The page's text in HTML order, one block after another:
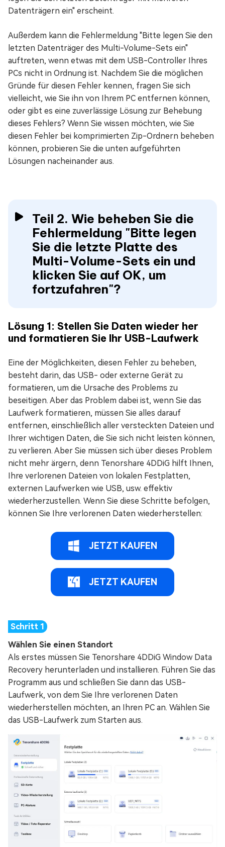
Datenträgern ein" erscheint.
Außerdem kann die Fehlermeldung "Bitte legen Sie den
letzten Datenträger des Multi-Volume-Sets ein"
auftreten, wenn etwas mit dem USB-Controller Ihres
PCs nicht in Ordnung ist. Nachdem Sie die möglichen
Gründe für diesen Fehler kennen, fragen Sie sich
vielleicht, wie Sie ihn von Ihrem PC entfernen können,
oder gibt es eine zuverlässige Lösung zur Behebung
dieses Fehlers? Wenn Sie wissen möchten, wie Sie
diesen Fehler bei komprimierten Zip-Ordnern beheben
können, probieren Sie die unten aufgeführten
Lösungen nacheinander aus.
Teil 2. Wie beheben Sie die
Fehlermeldung "Bitte legen
Sie die letzte Platte des
Multi-Volume-Sets ein und
klicken Sie auf OK, um
fortzufahren"?
Lösung 1: Stellen Sie Daten wieder her
und formatieren Sie Ihr USB-Laufwerk
Eine der Möglichkeiten, diesen Fehler zu beheben,
besteht darin, das USB- oder externe Gerät zu
formatieren, um die Ursache des Problems zu
beseitigen. Aber das Problem dabei ist, wenn Sie das
Laufwerk formatieren, müssen Sie alles darauf
entfernen, einschließlich aller versteckten Dateien und
Ihrer wichtigen Daten, die Sie sich nicht leisten können,
zu verlieren. Aber Sie müssen sich über dieses Problem
nicht mehr ärgern, denn Tenorshare 4DDiG hilft Ihnen,
Ihre verlorenen Dateien von lokalen Festplatten,
externen Laufwerken wie USB, usw. effektiv
wiederherzustellen. Wenn Sie diese Schritte befolgen,
können Sie Ihre verlorenen Daten wiederherstellen:
JETZT KAUFEN
JETZT KAUFEN
Wählen Sie einen Standort
Als erstes müssen Sie Tenorshare 4DDiG Window Data
Recovery herunterladen und installieren. Führen Sie das
Programm aus und schließen Sie dann das USB-
Laufwerk, von dem Sie Ihre verlorenen Daten
wiederherstellen möchten, an Ihren PC an. Wählen Sie
das USB-Laufwerk zum Starten aus.